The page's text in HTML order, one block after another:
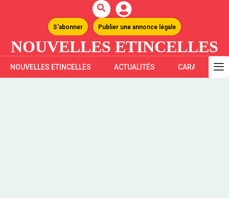
S'abonner Publier une annonce légale
NOUVELLES ETINCELLES
NOUVELLES ETINCELLES ACTUALITÉS CARAÏBES